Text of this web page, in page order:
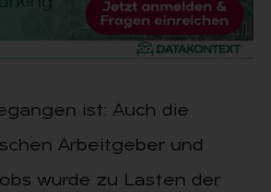
ist: Auch die
Arbeitgeber und
wurde zu Lasten der